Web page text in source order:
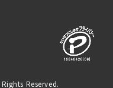
Reserved.